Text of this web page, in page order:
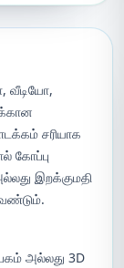
வீடியோ,
சரியாக
கோப்பு
இறக்குமதி
அல்லது 3D